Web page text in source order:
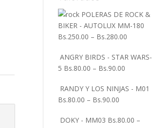
POLERAS DE ROCK &
BIKER - AUTOLUX MM-180
Bs.250.00 – Bs.280.00
ANGRY BIRDS - STAR WARS-
5 Bs.80.00 – Bs.90.00
RANDY Y LOS NINJAS - M01
Bs.80.00 – Bs.90.00
DOKY - MM03 Bs.80.00 –